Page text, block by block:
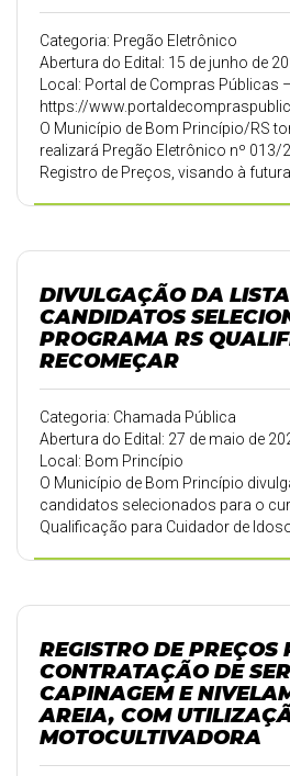
Categoria: Pregão Eletrônico
Abertura do Edital: 15 de junho de
Local: Portal de Compras Públicas –
https://
O Município de Bom Princípio/RS
realizará Pregão Eletrônico nº 013/
Registro de Preços, visando à
Compras Públicas.
DIVULGAÇÃO DA
CANDIDATOS
PROGRAMA RS
RECOMEÇAR
Categoria: Chamada Pública
Abertura do Edital: 27 de maio de
Local: Bom Princípio
O Município de Bom Princípio
candidatos selecionados para o
Qualificação para Cuidador de
REGISTRO DE PREÇOS
CONTRATAÇÃO DE
CAPINAGEM E
AREIA, COM
MOTOCULTIVADORA